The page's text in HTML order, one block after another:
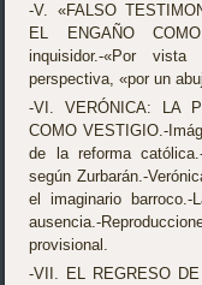
-V. «FALSO
EL ENGAÑO
inquisidor.-«Por
perspectiva, «por un
-VI. VERÓNICA: LA
COMO VESTIGIO.-
de la reforma
según Zurbarán.-
el ima­ginario
ausencia.-
pro­visional.
-VII. EL REGRESO